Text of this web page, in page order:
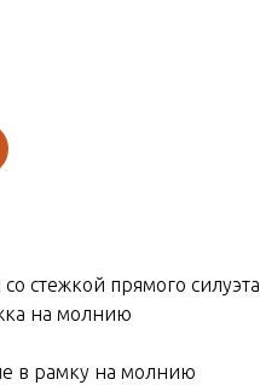
стежкой прямого силуэта
на молнию
в рамку на молнию